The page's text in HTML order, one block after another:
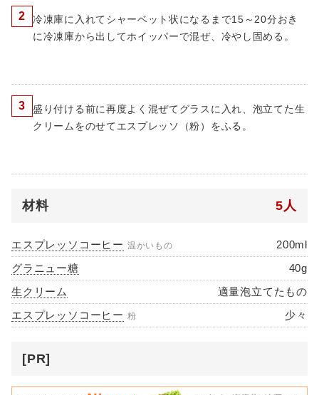
2
冷凍庫に入れてシャーベット状になるまで15～20分おき
に冷凍庫から出してホイッパーで混ぜ、冷やし固める。
3
盛り付ける前に再度よく混ぜてグラスに入れ、泡立てた生
クリームをのせてエスプレッソ（粉）をふる。
材料 5人
エスプレッソコーヒー 温かいもの
200ml
グラニュー糖
40g
生クリーム
適量泡立てたもの
エスプレッソコーヒー 粉 少々
[PR]